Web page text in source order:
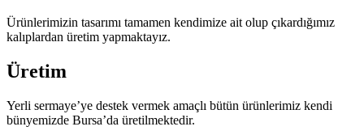
Ürünlerimizin tasarımı tamamen kendimize ait olup çıkardığımız
kalıplardan üretim yapmaktayız.
Üretim
Yerli sermaye’ye destek vermek amaçlı bütün ürünlerimiz kendi
bünyemizde Bursa’da üretilmektedir.